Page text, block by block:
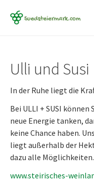
main
content
Ulli und Susi
In der Ruhe liegt die
Bei ULLI + SUSI
neue Energie tanken,
keine Chance haben.
liegt außerhalb der
dazu alle Möglichkeiten.
www.steirisches-